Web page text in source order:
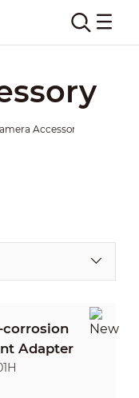
Accessory
Adapter